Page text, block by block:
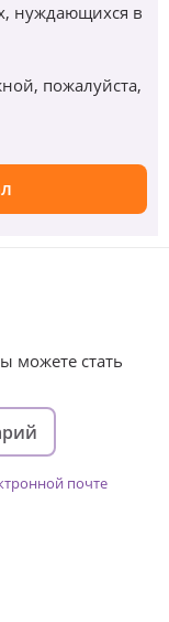
нуждающихся в
пожалуйста,
можете стать
почте